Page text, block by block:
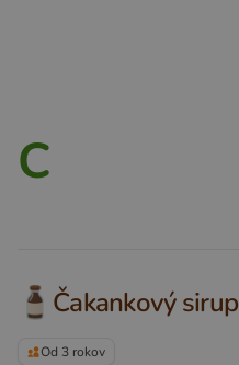
C
Čakankový sirup
Od 3 rokov